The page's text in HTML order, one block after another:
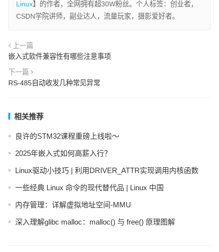
Linux】的作者，全网拥有超30W粉丝。个人标签：创业者，
CSDN学院讲师，副业达人，流量玩家，摄影爱好者。
上一篇
嵌入式软件兼容性有哪些注意事项
下一篇
RS-485自动收发几种常见异常
相关推荐
良许的STM32课程重磅上线啦～
2025年嵌入式如何高薪入行？
Linux驱动小技巧 | 利用DRIVER_ATTR实现调用内核函数
一些经典 Linux 命令的现代替代品 | Linux 中国
内存管理：详解虚拟地址空间-MMU
深入理解glibc malloc：malloc() 与 free() 原理图解